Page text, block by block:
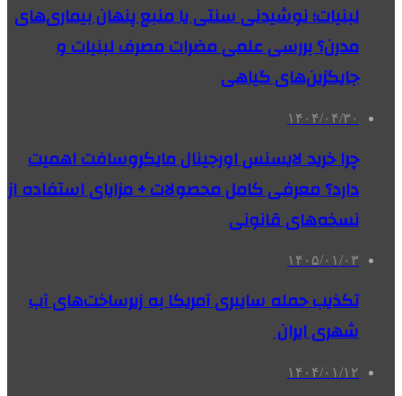
لبنیات؛ نوشیدنی سنتی یا منبع پنهان بیماری‌های
مدرن؟ بررسی علمی مضرات مصرف لبنیات و
جایگزین‌های گیاهی
۱۴۰۴/۰۴/۳۰
چرا خرید لایسنس اورجینال مایکروسافت اهمیت
دارد؟ معرفی کامل محصولات + مزایای استفاده از
نسخه‌های قانونی
۱۴۰۵/۰۱/۰۳
تکذیب حمله سایبری آمریکا به زیرساخت‌های آب
شهری ایران
۱۴۰۴/۰۱/۱۲